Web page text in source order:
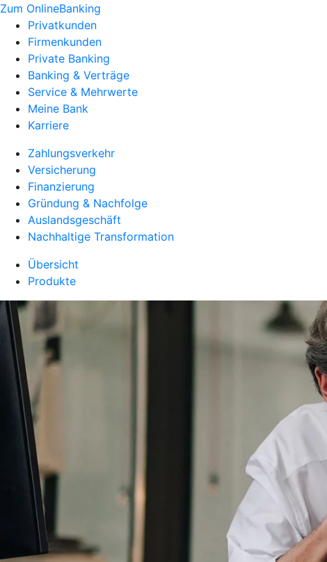
Zum OnlineBanking
Privatkunden
Firmenkunden
Private Banking
Banking & Verträge
Service & Mehrwerte
Meine Bank
Karriere
Zahlungsverkehr
Versicherung
Finanzierung
Gründung & Nachfolge
Auslandsgeschäft
Nachhaltige Transformation
Übersicht
Produkte